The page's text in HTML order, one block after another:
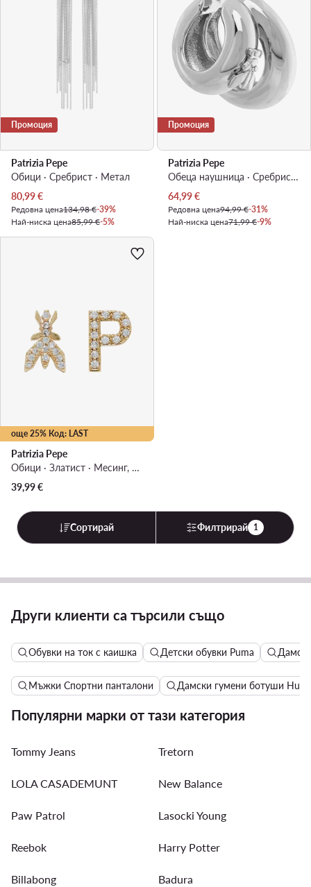
Промоция
Patrizia Pepe
Обици · Сребрист · Mетал
Актуална цена
80,99€
Редовна цена134,98 €-39%
Най-ниска цена85,99 €-5%
Промоция
Patrizia Pepe
Обеца наушница · Сребрист · Mесинг
Актуална цена
64,99€
Редовна цена94,99 €-31%
Най-ниска цена71,99 €-9%
още 25% Код: LAST
Patrizia Pepe
Обици · Златист · Mесинг, Стъкло
39,99€
Сортирай Филтрирай 1
Други клиенти са търсили също
Обувки на ток с каишка Детски обувки Puma
Мъжки Спортни панталони Дамски гумени ботуши
Популярни марки от тази категория
Tommy Jeans Tretorn
LOLA CASADEMUNT New Balance
Paw Patrol Lasocki Young
Reebok Harry Potter
Billabong Badura